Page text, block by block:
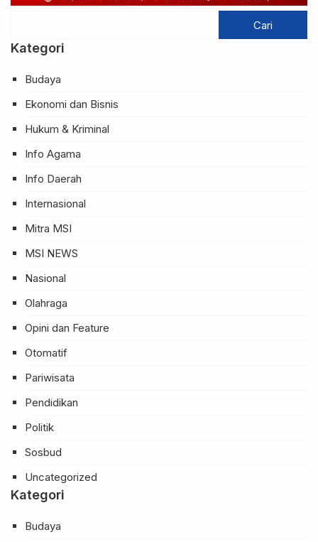
Kategori
Budaya
Ekonomi dan Bisnis
Hukum & Kriminal
Info Agama
Info Daerah
Internasional
Mitra MSI
MSI NEWS
Nasional
Olahraga
Opini dan Feature
Otomatif
Pariwisata
Pendidikan
Politik
Sosbud
Uncategorized
Kategori
Budaya